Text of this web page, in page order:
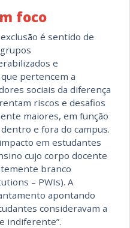
foco
é sentido de
e
pertencem a
sociais da diferença
riscos e desafios
maiores, em função
e fora do campus.
em estudantes
cujo corpo docente
branco
– PWIs). A
apontando
consideravam a
indiferente”.